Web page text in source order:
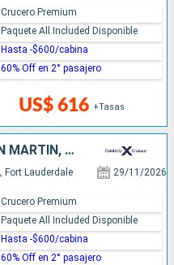
US$ 616 +Tasas
Crucero Premium
Paquete All Included Disponible
Hasta -$600/cabina
60% Off en 2° pasajero
REPÚBLICA DOMINICANA, SAN MARTÍN, ESTADOS UNIDOS
Fort Lauderdale 29/11/2026
Crucero Premium
Paquete All Included Disponible
Hasta -$600/cabina
60% Off en 2° pasajero